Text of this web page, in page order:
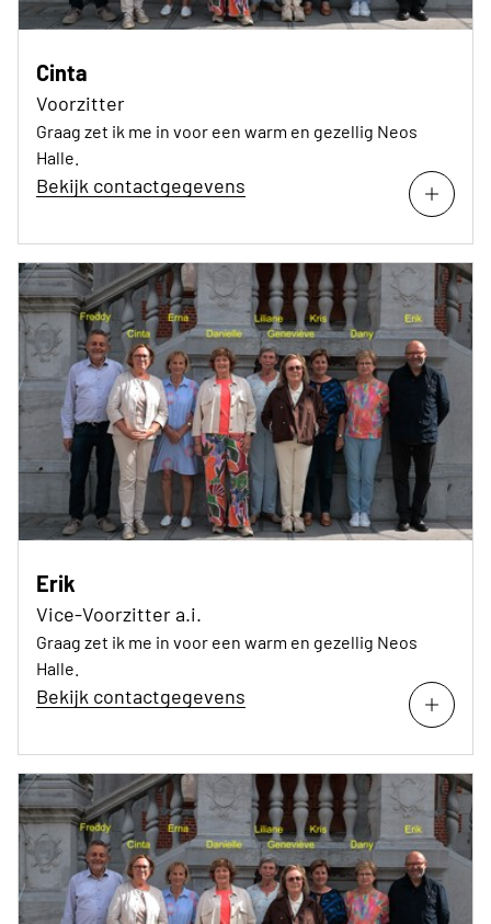
Cinta
Voorzitter
Graag zet ik me in voor een warm en gezellig Neos
Halle.
Bekijk contactgegevens
Erik
Vice-Voorzitter a.i.
Graag zet ik me in voor een warm en gezellig Neos
Halle.
Bekijk contactgegevens